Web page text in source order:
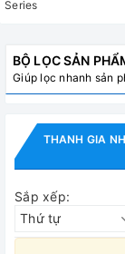
Series
BỘ LỌC SẢN
Giúp lọc nhanh sản
THANH GIA
Sắp xếp:
Thứ tự